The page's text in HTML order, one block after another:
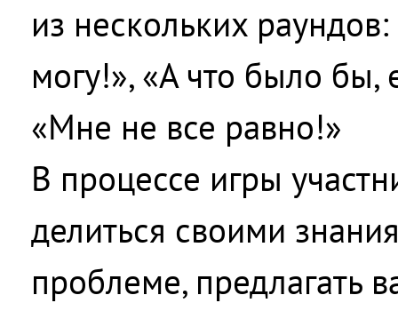
из нескольких
могу!», «А что было бы,
«Мне не все равно!»
В процессе игры
делиться своими
проблеме, предлагать